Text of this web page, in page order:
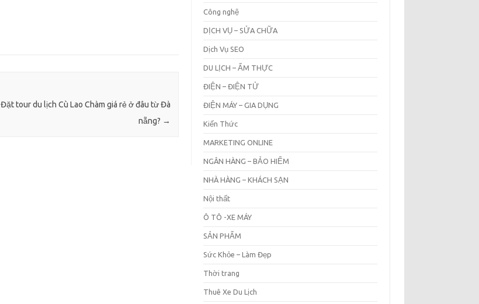
Đặt tour du lịch Cù Lao Chàm giá rẻ ở đâu từ Đà
nẵng? →
Công nghệ
DỊCH VỤ – SỬA CHỮA
Dịch Vụ SEO
DU LỊCH – ẨM THỰC
ĐIỆN – ĐIỆN TỬ
ĐIỆN MÁY – GIA DỤNG
Kiến Thức
MARKETING ONLINE
NGÂN HÀNG – BẢO HIỂM
NHÀ HÀNG – KHÁCH SẠN
Nội thất
Ô TÔ -XE MÁY
SẢN PHẨM
Sức Khỏe – Làm Đẹp
Thời trang
Thuê Xe Du Lịch